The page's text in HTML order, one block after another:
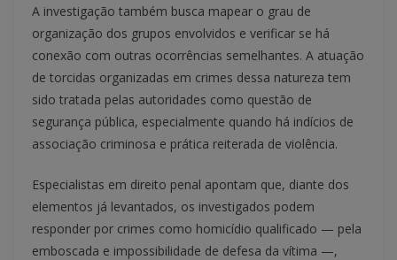
A investigação também busca mapear o grau de
organização dos grupos envolvidos e verificar se há
conexão com outras ocorrências semelhantes. A atuação
de torcidas organizadas em crimes dessa natureza tem
sido tratada pelas autoridades como questão de
segurança pública, especialmente quando há indícios de
associação criminosa e prática reiterada de violência.
Especialistas em direito penal apontam que, diante dos
elementos já levantados, os investigados podem
responder por crimes como homicídio qualificado — pela
emboscada e impossibilidade de defesa da vítima —,